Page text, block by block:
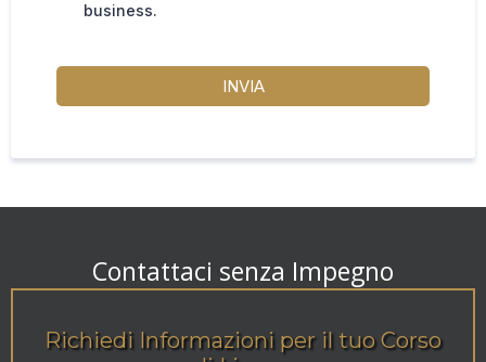
business.
INVIA
Contattaci senza Impegno
Richiedi Informazioni per il tuo Corso